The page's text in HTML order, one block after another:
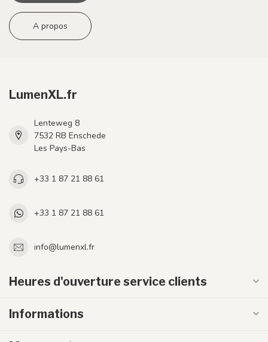
A propos
LumenXL.fr
Lenteweg 8
7532 RB Enschede
Les Pays-Bas
+33 1 87 21 88 61
+33 1 87 21 88 61
info@lumenxl.fr
Heures d'ouverture service clients
Informations